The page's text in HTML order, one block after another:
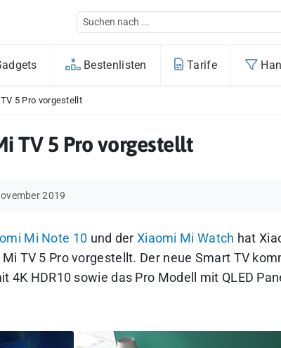
Bestenlisten Tarife
5 Pro vorgestellt
TV 5 Pro vorgestellt
2019
Mi Note 10 und der Xiaomi Mi Watch hat
TV 5 Pro vorgestellt. Der neue Smart TV
4K HDR10 sowie das Pro Modell mit QLED